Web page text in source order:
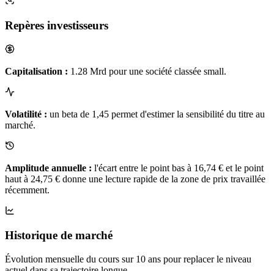
Repères investisseurs
Capitalisation : 1.28 Mrd pour une société classée small.
Volatilité : un beta de 1,45 permet d'estimer la sensibilité du titre au
marché.
Amplitude annuelle : l'écart entre le point bas à 16,74 € et le point
haut à 24,75 € donne une lecture rapide de la zone de prix travaillée
récemment.
Historique de marché
Évolution mensuelle du cours sur 10 ans pour replacer le niveau